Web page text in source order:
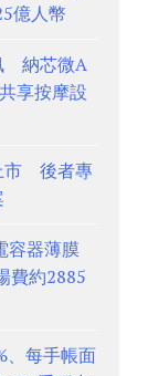
億人幣
納芯微A
享按摩設
市 後者專
容器薄膜
費約2885
、每手帳面